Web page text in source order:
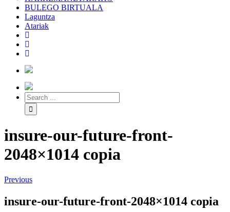
BULEGO BIRTUALA
Laguntza
Atariak
insure-our-future-front-
2048×1014 copia
Previous
insure-our-future-front-2048×1014 copia